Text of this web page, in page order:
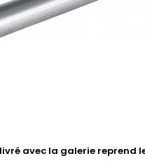
avec la galerie reprend